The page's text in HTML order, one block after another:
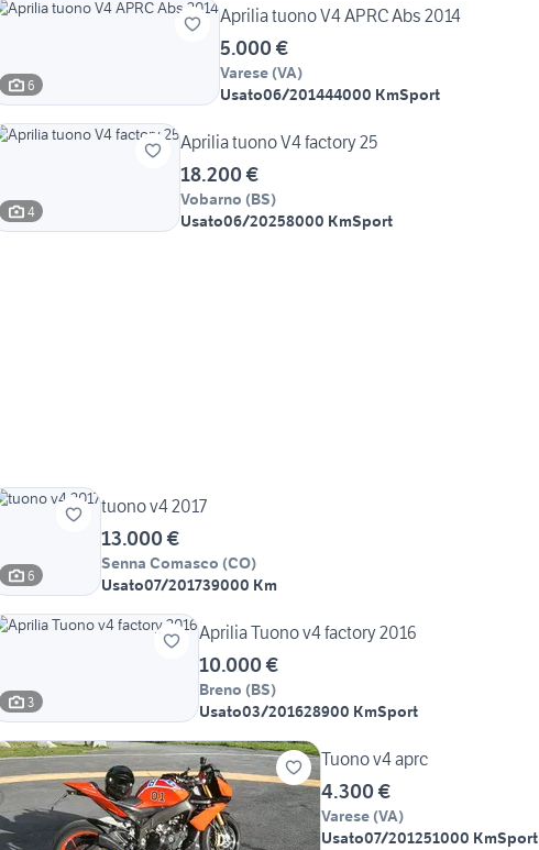
6
Aprilia tuono V4 APRC Abs 2014
5.000 €
Varese (VA)
Usato06/201444000 KmSport
4
Aprilia tuono V4 factory 25
18.200 €
Vobarno (BS)
Usato06/20258000 KmSport
6
tuono v4 2017
13.000 €
Senna Comasco (CO)
Usato07/201739000 Km
3
Aprilia Tuono v4 factory 2016
10.000 €
Breno (BS)
Usato03/201628900 KmSport
Tuono v4 aprc
4.300 €
Varese (VA)
Usato07/201251000 KmSport